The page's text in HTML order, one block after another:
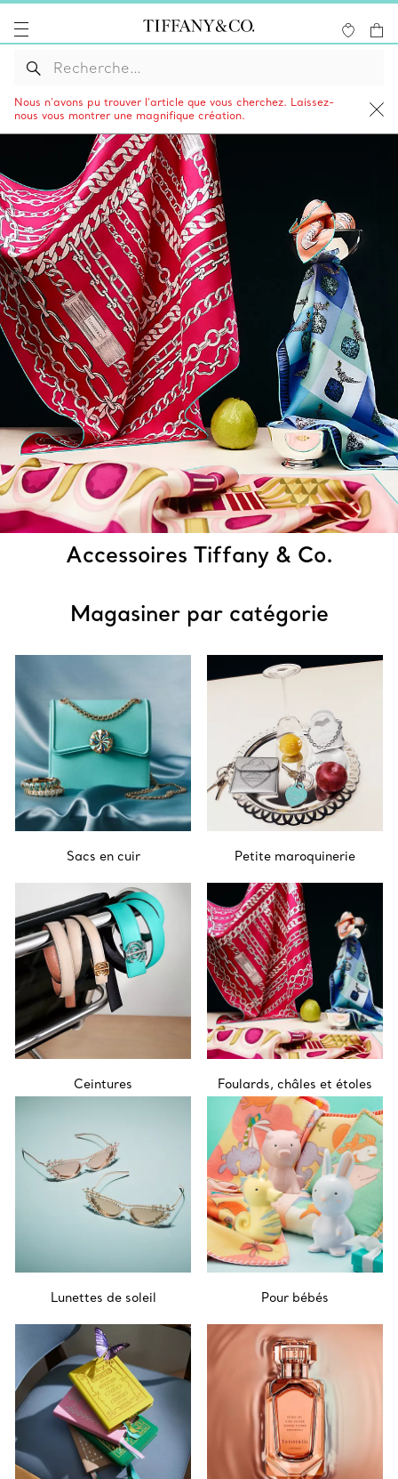
Nous n’avons pu trouver l’article que vous cherchez. Laissez-
nous vous montrer une magnifique création.
Accessoires Tiffany & Co.
Magasiner par catégorie
Sacs en cuir Petite maroquinerie
Ceintures Foulards, châles et étoles
Lunettes de soleil Pour bébés